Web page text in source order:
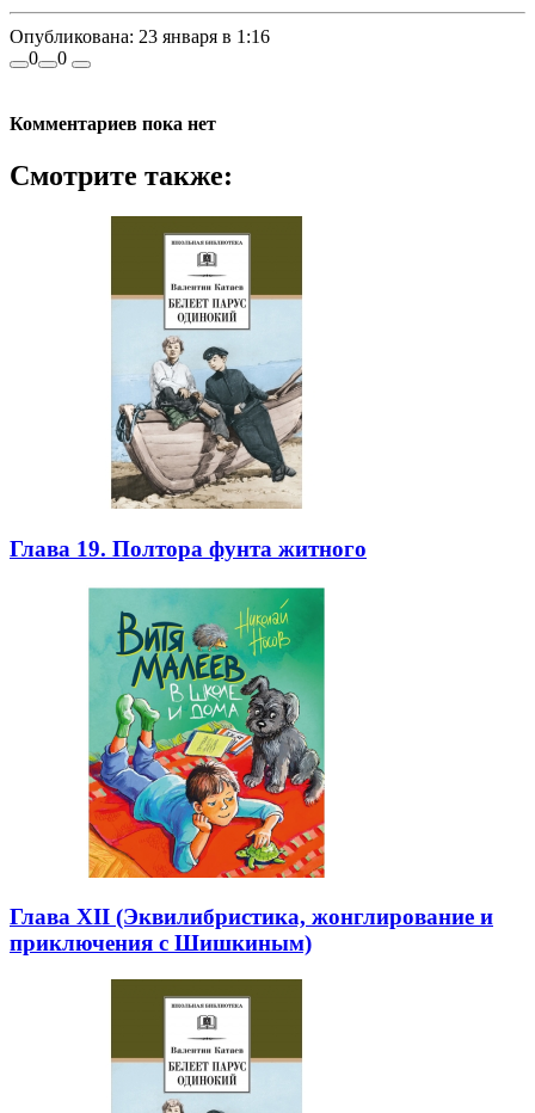
Опубликована: 23 января в 1:16
0
0
Комментариев пока нет
Смотрите также:
Глава 19. Полтора фунта житного
Глава XII (Эквилибристика, жонглирование и
приключения с Шишкиным)